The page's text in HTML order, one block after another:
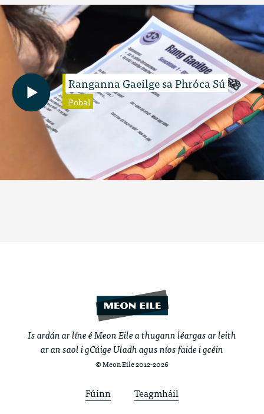
Ranganna Gaeilge sa Phróca Sú
Pobal
Is ardán ar líne é Meon Eile a thugann léargas ar leith
ar an saol i gCúige Uladh agus níos faide i gcéin
© Meon Eile 2012-2026
Fúinn Teagmháil